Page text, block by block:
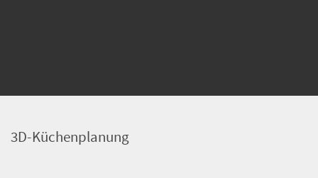
3D-Küchenplanung